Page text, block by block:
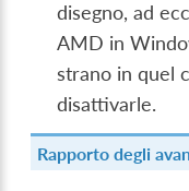
disegno, ad
AMD in
strano in quel
disattivarle.
Rapporto degli